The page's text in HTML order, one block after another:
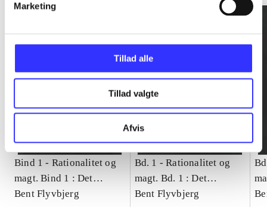
Marketing
Tillad alle
Tillad valgte
Afvis
Bind 1 - Rationalitet og
magt. Bind 1 : Det
konkretes videnskab
Bent Flyvbjerg
Bd. 1 -Rationalitet og
magt. Bd. 1 : Det
konkretes videnskab
Bent Flyvbjerg